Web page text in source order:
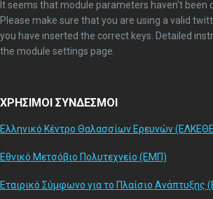
It seems that module parameters haven't been
Please make sure that you are using a valid
you have inserted the correct keys. Detailed
the module settings page.
ΧΡΗΣΙΜΟΙ ΣΥΝΔΕΣΜΟΙ
Ελληνικό Κέντρο Θαλασσίων Ερευνών
Εθνικό Μετσόβιο Πολυτεχνείο (ΕΜΠ)
Εταιρικό Σύμφωνο για το Πλαίσιο Ανάπτυξης